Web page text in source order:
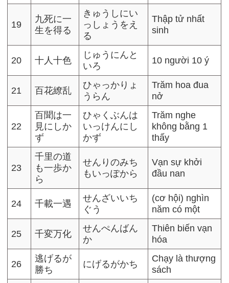
19
九死に一
生を得る
きゅうしにい
っしょうをえ
る
Thập tử nhất
sinh
20 十人十色
じゅうにんと
いろ
10 người 10 ý
21 百花繚乱
ひゃっかりょ
うらん
Trăm hoa đua
nở
22
百聞は一
見にしか
ず
ひゃくぶんは
いっけんにし
かず
Trăm nghe
không bằng 1
thấy
23
千里の道
も一歩か
ら
せんりのみち
もいっぽから
Vạn sự khởi
đầu nan
24 千載一遇
せんざいいち
ぐう
(cơ hội) nghìn
năm có một
25 千変万化
せんぺんばん
か
Thiên biến vạn
hóa
26
逃げるが
勝ち
にげるがかち
Chạy là thượng
sách